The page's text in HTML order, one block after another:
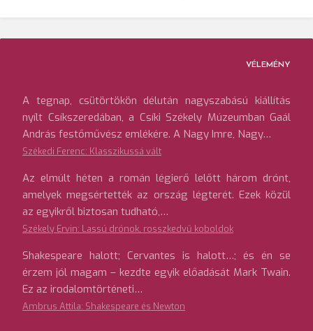
VÉLEMÉNY
A tegnap, csütörtökön délután nagyszabású kiállítás
nyílt Csíkszeredában, a Csíki Székely Múzeumban Gaál
András festőművész emlékére. A Nagy Imre, Nagy…
Székedi Ferenc: Klasszikussá vált
Az elmúlt héten a román légierő lelőtt három drónt,
amelyek megsértették az ország légterét. Ezek közül
az egyikről biztosan tudható,…
Székely Ervin: Lassú drónok, rosszkedvű koboldok
Shakespeare halott; Cervantes is halott…; és én se
érzem jól magam – kezdte egyik előadását Mark Twain.
Ez az irodalomtörténeti…
Ambrus Attila: Shakespeare és Newton